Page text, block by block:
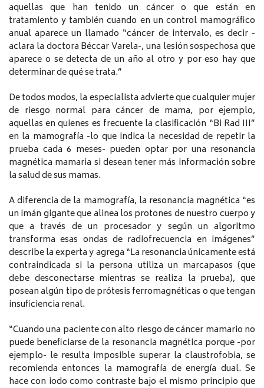
aquellas que han tenido un cáncer o que están en
tratamiento y también cuando en un control mamográfico
anual aparece un llamado “cáncer de intervalo, es decir -
aclara la doctora Béccar Varela-, una lesión sospechosa que
aparece o se detecta de un año al otro y por eso hay que
determinar de qué se trata.”
De todos modos, la especialista advierte que cualquier mujer
de riesgo normal para cáncer de mama, por ejemplo,
aquellas en quienes es frecuente la clasificación “Bi Rad III”
en la mamografía -lo que indica la necesidad de repetir la
prueba cada 6 meses- pueden optar por una resonancia
magnética mamaria si desean tener más información sobre
la salud de sus mamas.
A diferencia de la mamografía, la resonancia magnética “es
un imán gigante que alinea los protones de nuestro cuerpo y
que a través de un procesador y según un algoritmo
transforma esas ondas de radiofrecuencia en imágenes”
describe la experta y agrega “La resonancia únicamente está
contraindicada si la persona utiliza un marcapasos (que
debe desconectarse mientras se realiza la prueba), que
posean algún tipo de prótesis ferromagnéticas o que tengan
insuficiencia renal.
“Cuando una paciente con alto riesgo de cáncer mamario no
puede beneficiarse de la resonancia magnética porque -por
ejemplo- le resulta imposible superar la claustrofobia, se
recomienda entonces la mamografía de energía dual. Se
hace con iodo como contraste bajo el mismo principio que